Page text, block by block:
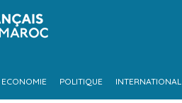
ECONOMIE POLITIQUE INTERNATIONAL